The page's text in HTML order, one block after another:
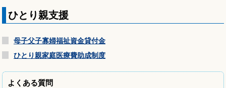
ひとり親支援
母子父子寡婦福祉資金貸付金
ひとり親家庭医療費助成制度
よくある質問